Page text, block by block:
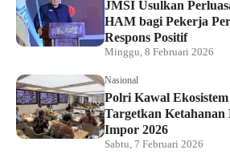
JMSI Usulkan
HAM bagi Pekerja
Respons Positif
Minggu, 8 Februari 2026
Nasional
Polri Kawal
Targetkan Ketahanan
Impor 2026
Sabtu, 7 Februari 2026